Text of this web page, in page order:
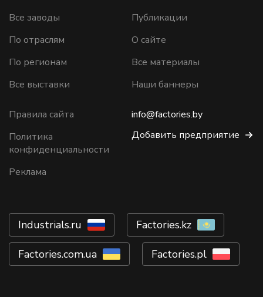
Все заводы
По отраслям
По регионам
Все выставки
Публикации
О сайте
Все материалы
Наши баннеры
Правила сайта
Политика
конфиденциальности
Реклама
info@factories.by
Добавить предприятие
Industrials.ru Factories.kz
Factories.com.ua Factories.pl